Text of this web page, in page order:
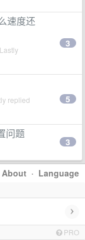
速度还
3
replied
5
问题
3
About · Language
›
PRO